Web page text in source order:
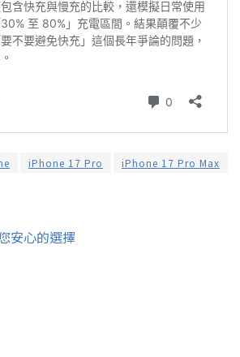
iPhone 17 Pro iPhone 17 Pro Max
安心的選擇